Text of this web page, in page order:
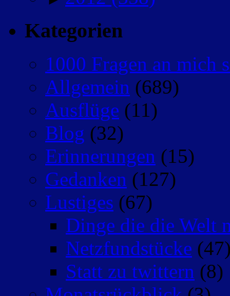
Kategorien
1000 Fragen an mich
Allgemein (689)
Ausflüge (11)
Blog (32)
Erinnerungen (15)
Gedanken (127)
Lustiges (67)
Dinge die die Welt
Netzfundstücke
Statt zu twittern (8)